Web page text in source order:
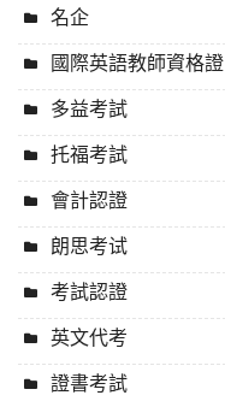
名企
國際英語教師資格證
多益考試
托福考試
會計認證
朗思考试
考試認證
英文代考
證書考試